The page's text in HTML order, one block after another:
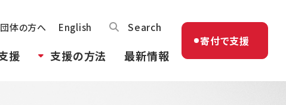
体の方へ English Search
援 支援の方法 最新情報
寄付で支援